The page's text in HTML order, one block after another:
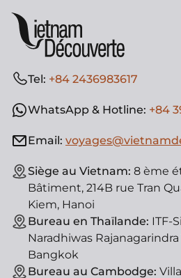
Tel: +84 2436983617
WhatsApp & Hotline: +84
Email:
Siège au Vietnam: 8 ème
Bâtiment, 214B rue Tran
Kiem, Hanoi
Bureau en Thaïlande: ITF-
Naradhiwas Rajanagarindra
Bangkok
Bureau au Cambodge: